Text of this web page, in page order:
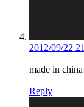
2012/09/22
made in
Reply